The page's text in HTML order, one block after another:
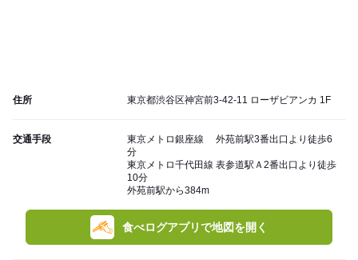
住所 東京都渋谷区神宮前3-42-11 ローザビアンカ 1F
交通手段
東京メトロ銀座線 外苑前駅3番出口より徒歩6
分
東京メトロ千代田線 表参道駅Ａ2番出口より徒歩
10分
外苑前駅から384m
食べログアプリで地図を開く